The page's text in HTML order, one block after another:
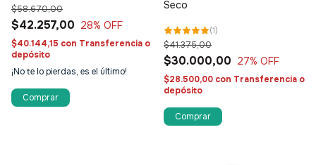
$42.257,00
$58.670,00
28% OFF
$40.144,15 con Transferencia o
depósito
¡No te lo pierdas, es el último!
Seco
(1)
$30.000,00
$41.375,00
27% OFF
$28.500,00 con Transferencia o
depósito